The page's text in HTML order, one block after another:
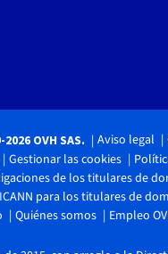
OVH SAS. Aviso legal
Gestionar las cookies
de los titulares de
para los titulares de
Quiénes somos Empleo